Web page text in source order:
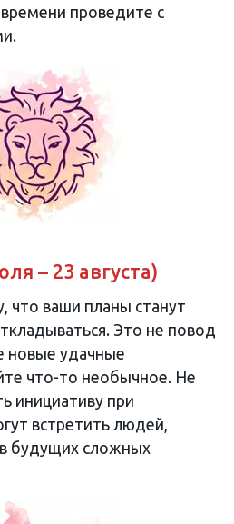
проведите с
– 23 августа)
что ваши планы станут
Это не повод
новые удачные
что-то необычное. Не
инициативу при
встретить людей,
будущих сложных